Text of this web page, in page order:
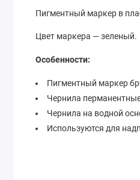
Пигментный маркер в
Цвет маркера — зеленый.
Особенности:
Пигментный маркер
Чернила
Чернила на водной
Используются для